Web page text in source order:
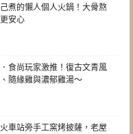
煮的懶人個人火鍋！大骨熬
安心
食尚玩家激推！復古文青風
隨緣雞與濃郁雞湯～
車站旁手工窯烤披薩，老屋